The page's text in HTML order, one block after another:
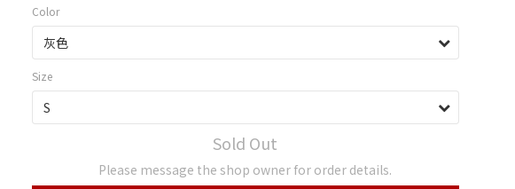
Color
Size
Sold Out
Please message the shop owner for order details.